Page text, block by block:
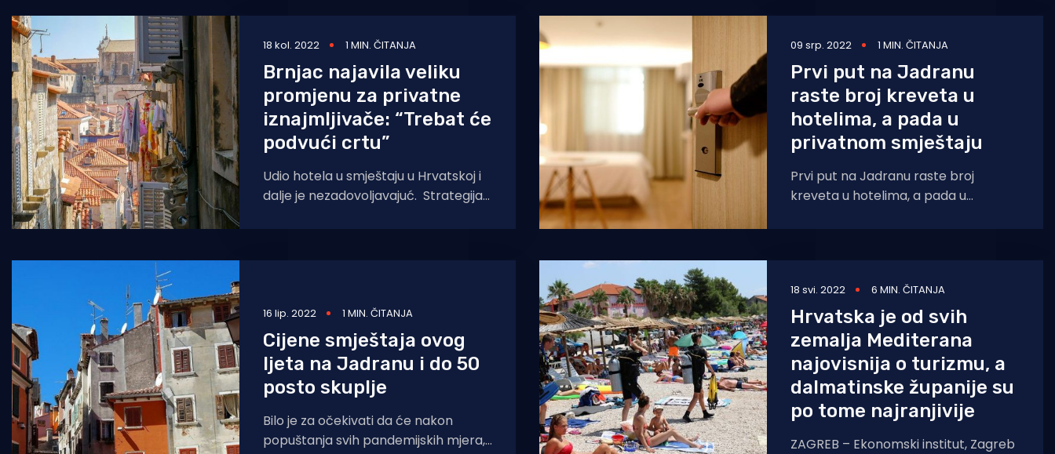
18 kol. 2022 1 MIN. ČITANJA
Brnjac najavila veliku
promjenu za privatne
iznajmljivače: “Trebat će
podvući crtu”
Udio hotela u smještaju u Hrvatskoj i
dalje je nezadovoljavajuć. Strategija
ukupnom
09 srp. 2022 1 MIN. ČITANJA
Prvi put na Jadranu
raste broj kreveta u
hotelima, a pada u
privatnom smještaju
Prvi put na Jadranu raste broj
kreveta u hotelima, a pada u
struktura i dalje je na
16 lip. 2022 1 MIN. ČITANJA
Cijene smještaja ovog
ljeta na Jadranu i do 50
posto skuplje
Bilo je za očekivati da će nakon
popuštanja svih pandemijskih mjera,
18 svi. 2022 6 MIN. ČITANJA
Hrvatska je od svih
zemalja Mediterana
najovisnija o turizmu, a
dalmatinske županije su
po tome najranjivije
ZAGREB – Ekonomski institut, Zagreb